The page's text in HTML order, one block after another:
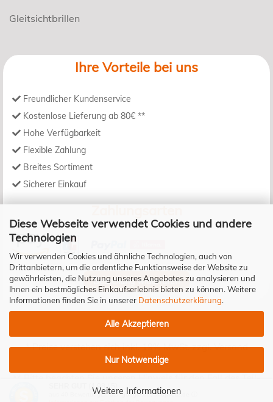
Diese Webseite verwendet Cookies und andere
Technologien
Wir verwenden Cookies und ähnliche Technologien, auch von
Drittanbietern, um die ordentliche Funktionsweise der Website zu
gewährleisten, die Nutzung unseres Angebotes zu analysieren und
Ihnen ein bestmögliches Einkaufserlebnis bieten zu können. Weitere
Informationen finden Sie in unserer Datenschutzerklärung.
Alle Akzeptieren
Nur Notwendige
Weitere Informationen
Gleitsichtbrillen
Ihre Vorteile bei uns
Freundlicher Kundenservice
Kostenlose Lieferung ab 80€ **
Hohe Verfügbarkeit
Flexible Zahlung
Breites Sortiment
Sicherer Einkauf
Bestellung widerrufen
* Preise verstehen sich inkl. 19% MwSt. zzgl.Versand
Widerrufs!
(4.98 / 5)
Bewertungen bei: google.de, shopvote.de ⓘ